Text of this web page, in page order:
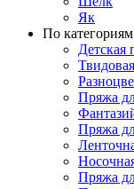
Як
По категориям
Детская
Пряжа
Пряжа
Пряжа